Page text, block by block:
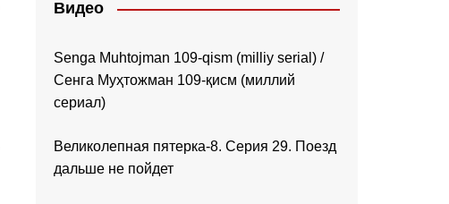
Видео
Senga Muhtojman 109-qism (milliy serial) /
Сенга Муҳтожман 109-қисм (миллий
сериал)
Великолепная пятерка-8. Серия 29. Поезд
дальше не пойдет